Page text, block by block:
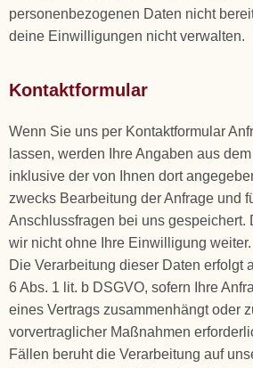
personenbezogenen Daten nicht
deine Einwilligungen nicht verwalten.
Kontaktformular
Wenn Sie uns per Kontaktformular
lassen, werden Ihre Angaben aus
inklusive der von Ihnen dort
zwecks Bearbeitung der Anfrage und
Anschlussfragen bei uns gespeichert.
wir nicht ohne Ihre Einwilligung weiter.
Die Verarbeitung dieser Daten erfolgt
6 Abs. 1 lit. b DSGVO, sofern Ihre
eines Vertrags zusammenhängt oder
vorvertraglicher Maßnahmen
Fällen beruht die Verarbeitung auf